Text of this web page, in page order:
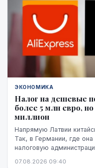
ЭКОНОМИКА
Налог на дешевые
более 5 млн евро,
миллион
Напрямую Латвии
Так, в Германии, где
налоговую
платит в той стране,
07.08.2026 09:40